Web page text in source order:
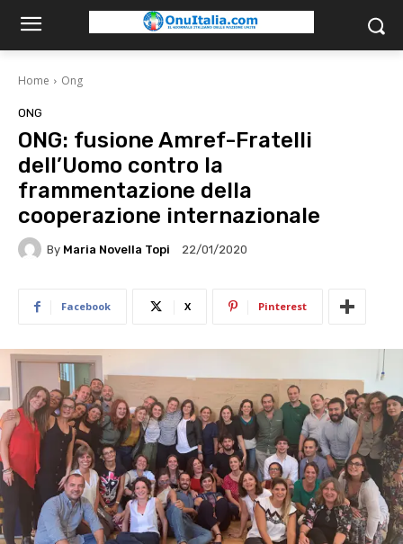
Home Ong
ONG
ONG: fusione Amref-Fratelli
dell’Uomo contro la
frammentazione della
cooperazione internazionale
By Maria Novella Topi 22/01/2020
Facebook X Pinterest